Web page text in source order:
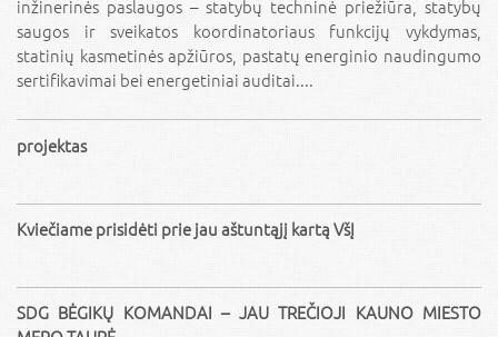
inžinerinės paslaugos – statybų techninė priežiūra, statybų
saugos ir sveikatos koordinatoriaus funkcijų vykdymas,
statinių kasmetinės apžiūros, pastatų energinio naudingumo
sertifikavimai bei energetiniai auditai....
projektas
Kviečiame prisidėti prie jau aštuntąjį kartą VšĮ
SDG BĖGIKŲ KOMANDAI – JAU TREČIOJI KAUNO MIESTO